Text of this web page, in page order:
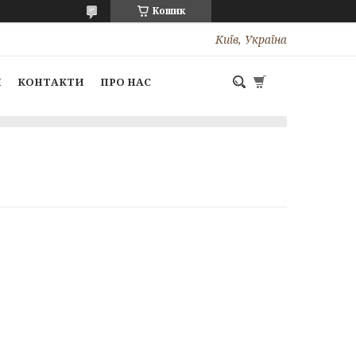
Кошик
Київ, Україна
КОНТАКТИ ПРО НАС